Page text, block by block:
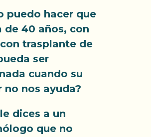
puedo hacer que
de 40 años, con
con trasplante de
ser
cuando su
no nos ayuda?
dices a un
que no